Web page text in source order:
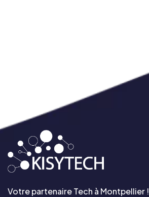
Votre partenaire Tech à Montpellier !